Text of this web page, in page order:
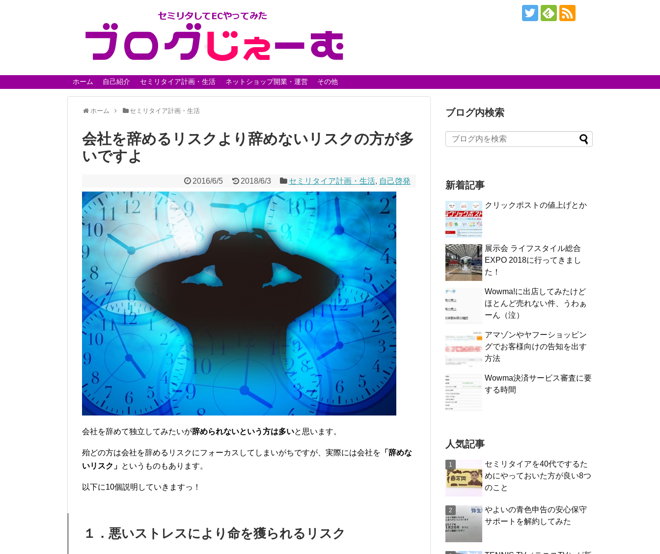
ホーム 自己紹介 セミリタイア計画・生活 ネットショップ開業・運営 その他
ホーム セミリタイア計画・生活
会社を辞めるリスクより辞めないリスクの方が多
いですよ
2016/6/5 2018/6/3 セミリタイア計画・生活, 自己啓発
会社を辞めて独立してみたいが辞められないという方は多いと思います。
殆どの方は会社を辞めるリスクにフォーカスしてしまいがちですが、 実際には会社を 「辞めな
いリスク」 というものもあります。
以下に10個説明していきますっ！
１．悪いストレスにより命を獲られるリスク
ブログ内検索
新着記事
クリックポストの値上げとか
展示会 ライフスタイル総合
EXPO 2018に行ってきまし
た！
Wowma!に出店してみたけど
ほとんど売れない件、うわぁ
ーん（泣）
アマゾンやヤフーショッピン
グでお客様向けの告知を出す
方法
Wowma決済サービス審査に要
する時間
人気記事
セミリタイアを40代でするた
めにやっておいた方が良い8つ
のこと
やよいの青色申告の安心保守
サポートを解約してみた